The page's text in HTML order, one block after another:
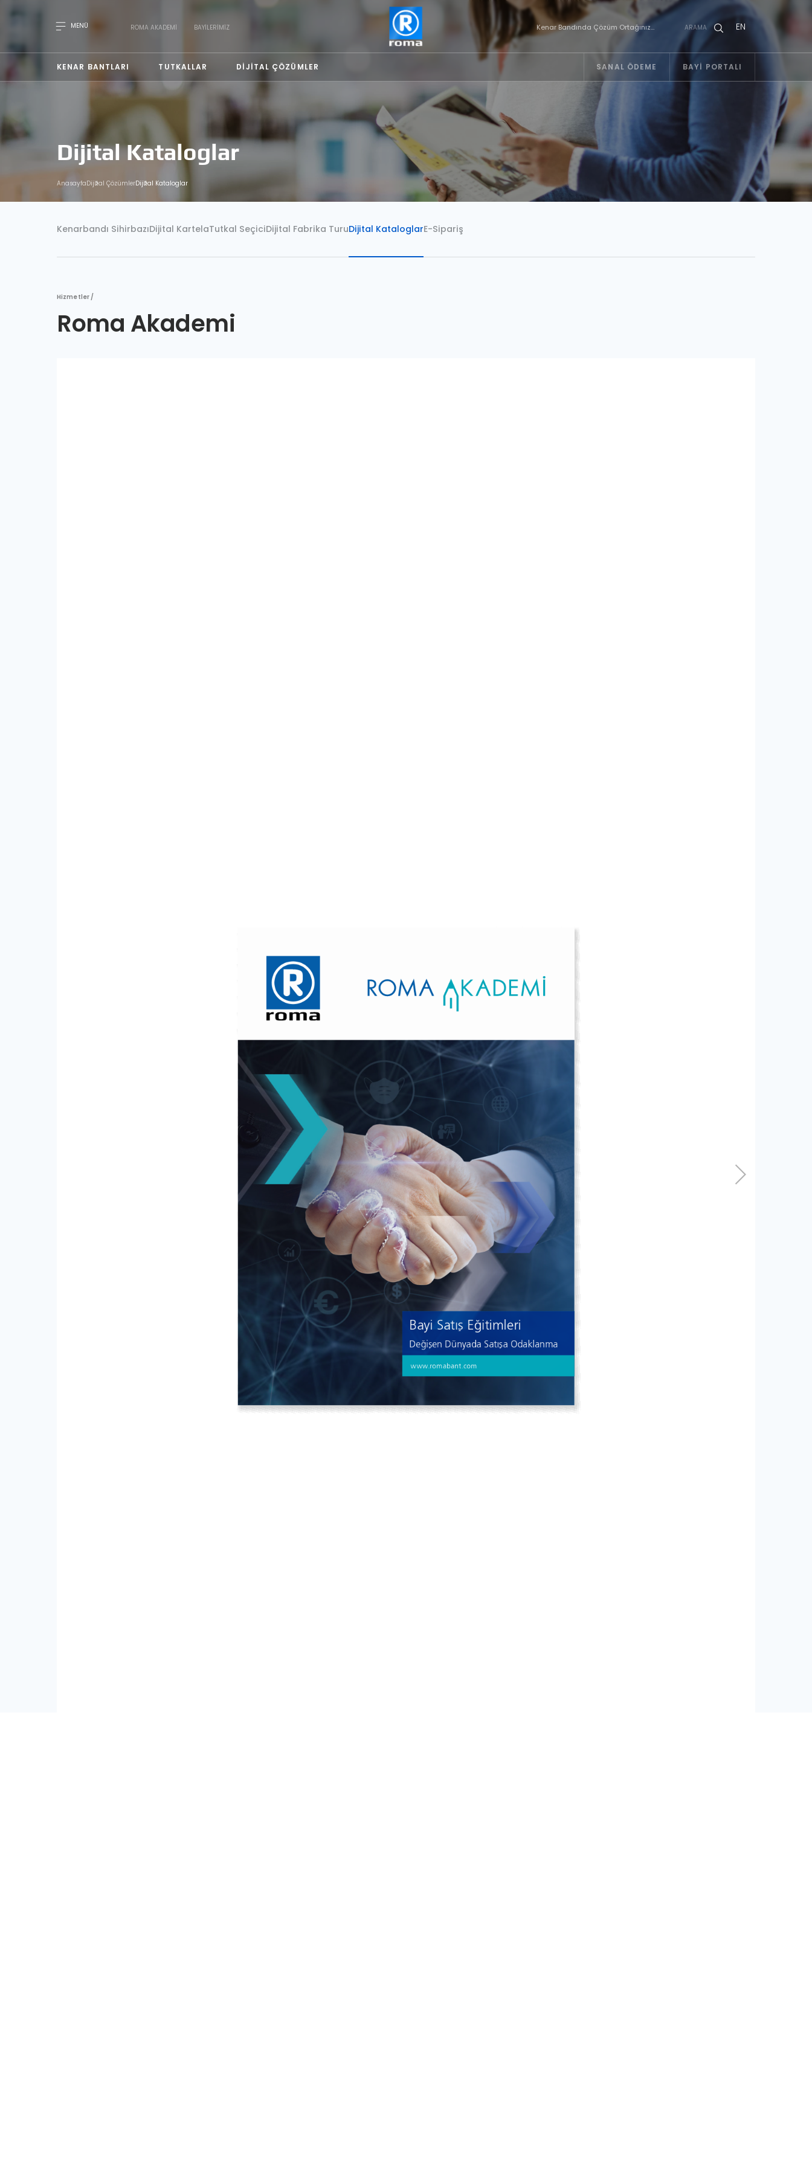
MENÜ ROMA AKADEMI BAYILERIMIZ Kenar Bandında Çözüm Ortağınız… ARAMA EN
KENAR BANTLARI TUTKALLAR DIJITAL ÇÖZÜMLER SANAL ÖDEME BAYI PORTALI
Dijital Kataloglar
AnasayfaDijital ÇözümlerDijital Kataloglar
Kenarbandı SihirbazıDijital KartelaTutkal SeçiciDijital Fabrika TuruDijital KataloglarE-Sipariş
Hizmetler /
Roma Akademi